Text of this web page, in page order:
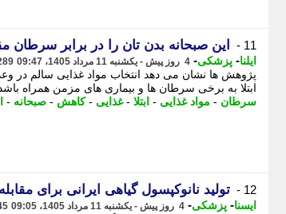
11 - این صبحانه بدن تان را در برابر سرطان
ایلنا- پزشکی- 4 روز پیش - یکشنبه 11 مرداد 1405، 09:47
پژوهش ها نشان می دهد انتخاب مواد غذایی سالم در
ابتلا به برخی سرطان ها و بیماری های مزمن همراه
سرطان - مواد غذایی - ابتلا -غذایی -کاهش - صبحانه -
12 - تولید نانوکپسول گیاهی ایرانی برای
ایسنا- پزشکی- 4 روز پیش - یکشنبه 11 مرداد 1405، 09:05